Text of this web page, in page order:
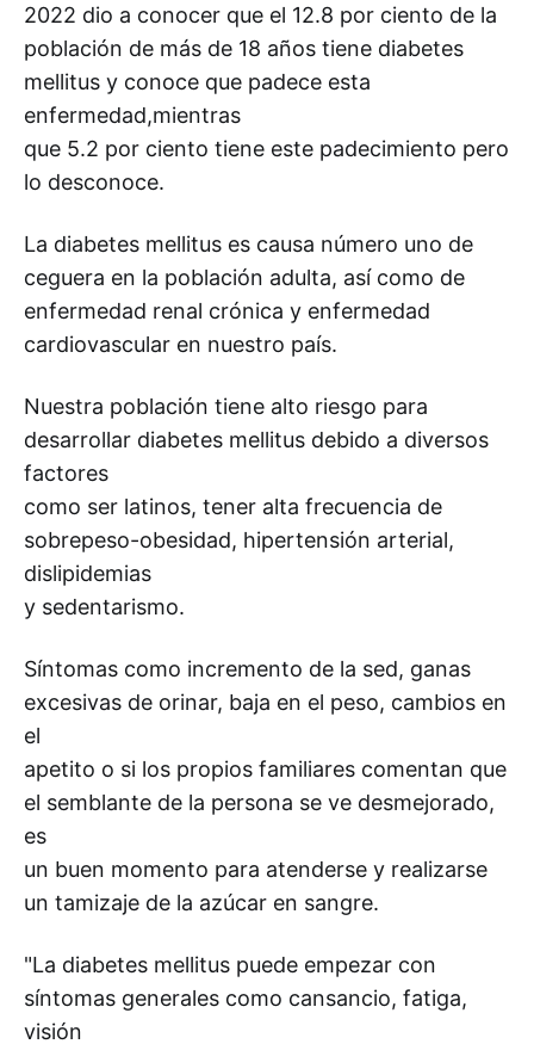
2022 dio a conocer que el 12.8 por ciento de la
población de más de 18 años tiene diabetes
mellitus y conoce que padece esta
enfermedad,mientras
que 5.2 por ciento tiene este padecimiento pero
lo desconoce.
La diabetes mellitus es causa número uno de
ceguera en la población adulta, así como de
enfermedad renal crónica y enfermedad
cardiovascular en nuestro país.
Nuestra población tiene alto riesgo para
desarrollar diabetes mellitus debido a diversos
factores
como ser latinos, tener alta frecuencia de
sobrepeso-obesidad, hipertensión arterial,
dislipidemias
y sedentarismo.
Síntomas como incremento de la sed, ganas
excesivas de orinar, baja en el peso, cambios en
el
apetito o si los propios familiares comentan que
el semblante de la persona se ve desmejorado,
es
un buen momento para atenderse y realizarse
un tamizaje de la azúcar en sangre.
"La diabetes mellitus puede empezar con
síntomas generales como cansancio, fatiga,
visión